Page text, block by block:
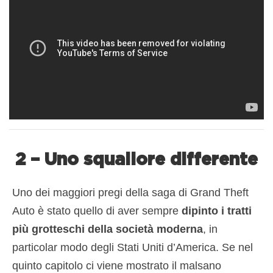
2 – Uno squallore differente
Uno dei maggiori pregi della saga di Grand Theft
Auto è stato quello di aver sempre dipinto i tratti
più grotteschi della società moderna, in
particolar modo degli Stati Uniti d’America. Se nel
quinto capitolo ci viene mostrato il malsano